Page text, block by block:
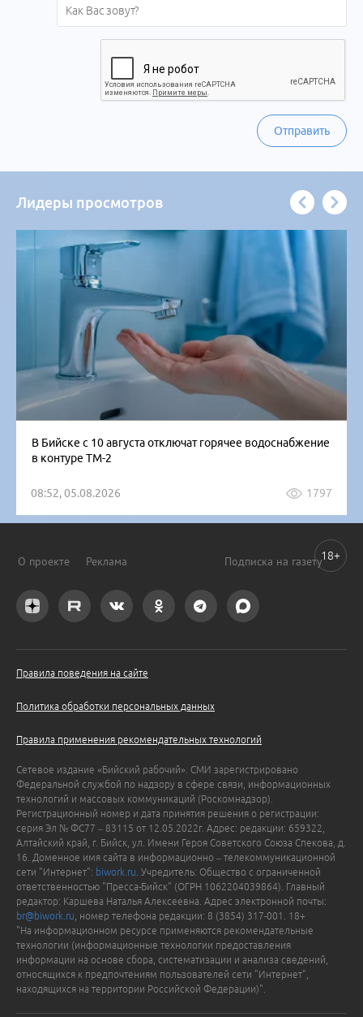
Отправить
Лидеры просмотров
В Бийске с 10 августа отключат горячее водоснабжение
в контуре ТМ-2
08:52, 05.08.2026 1797
О проекте Реклама Подписка на газету
Правила поведения на сайте
Политика обработки персональных данных
Правила применения рекомендательных технологий
Сетевое издание «Бийский рабочий». СМИ зарегистрировано
Федеральной службой по надзору в сфере связи, информационных
технологий и массовых коммуникаций (Роскомнадзор).
Регистрационный номер и дата принятия решения о регистрации:
серия Эл № ФС77 – 83115 от 12.05.2022г. Адрес: редакции: 659322,
Алтайский край, г. Бийск, ул. Имени Героя Советского Союза Спекова, д.
16. Доменное имя сайта в информационно – телекоммуникационной
сети "Интернет": biwork.ru . Учредитель: Общество с ограниченной
ответственностью "Пресса-Бийск" (ОГРН 1062204039864). Главный
редактор: Каршева Наталья Алексеевна. Адрес электронной почты:
br@biwork.ru , номер телефона редакции: 8 (3854) 317-001. 18+
"На информационном ресурсе применяются рекомендательные
технологии (информационные технологии предоставления
информации на основе сбора, систематизации и анализа сведений,
относящихся к предпочтениям пользователей сети "Интернет",
находящихся на территории Российской Федерации)".
18+